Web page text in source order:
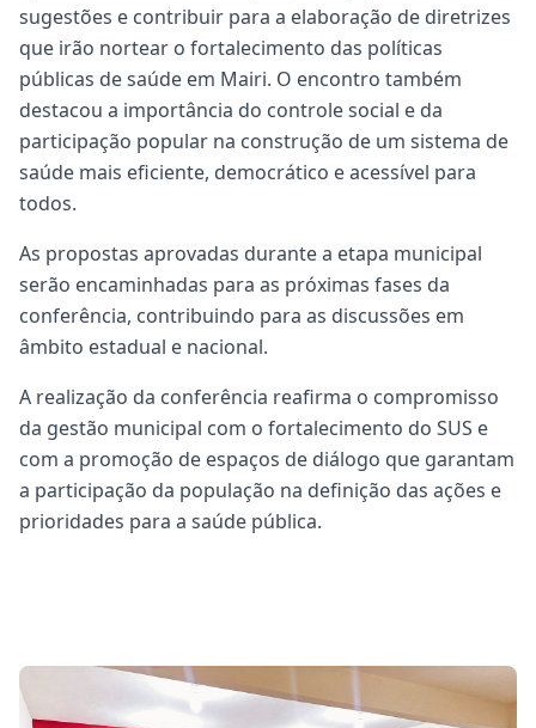
sugestões e contribuir para a elaboração de diretrizes
que irão nortear o fortalecimento das políticas
públicas de saúde em Mairi. O encontro também
destacou a importância do controle social e da
participação popular na construção de um sistema de
saúde mais eficiente, democrático e acessível para
todos.
As propostas aprovadas durante a etapa municipal
serão encaminhadas para as próximas fases da
conferência, contribuindo para as discussões em
âmbito estadual e nacional.
A realização da conferência reafirma o compromisso
da gestão municipal com o fortalecimento do SUS e
com a promoção de espaços de diálogo que garantam
a participação da população na definição das ações e
prioridades para a saúde pública.